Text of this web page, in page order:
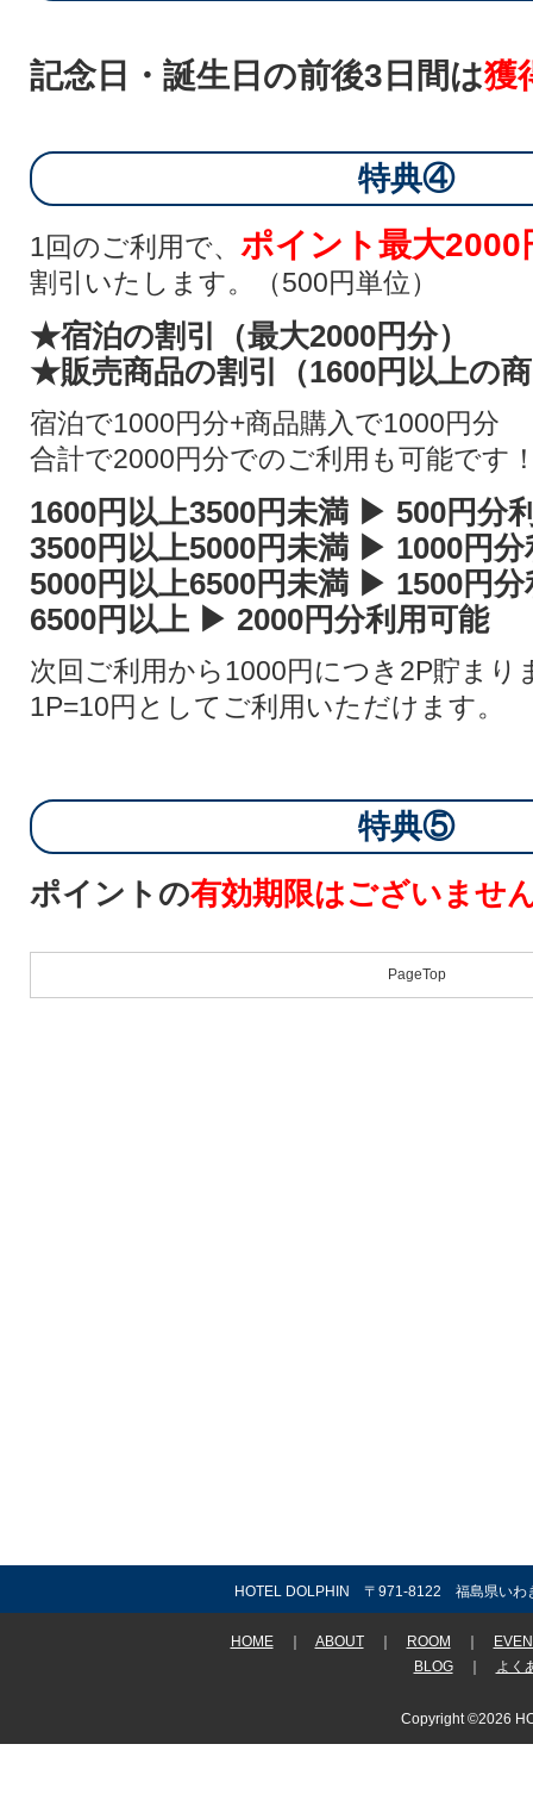
記念日・誕生日の前後3日間は獲
特典④
1回のご利用で、 ポイント最大2000
割引いたします。（500円単位）
★宿泊の割引（最大2000円分）
★販売商品の割引（1600円以上の
宿泊で1000円分+商品購入で1000円分
合計で2000円分でのご利用も可能です
1600円以上3500円未満 ▶ 500円分
3500円以上5000円未満 ▶ 1000円分
5000円以上6500円未満 ▶ 1500円分
6500円以上 ▶ 2000円分利用可能
次回ご利用から1000円につき2P貯まり
1P=10円としてご利用いただけます。
特典⑤
ポイントの有効期限はございませ
PageTop
HOTEL DOLPHIN 〒971-8122 福島県いわ
HOME｜ ABOUT｜ ROOM
BLOG｜ よく
Copyright ©2026